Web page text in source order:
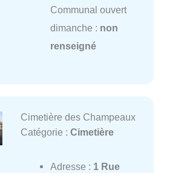
Communal ouvert
dimanche : non
renseigné
Cimetière des Champeaux
Catégorie : Cimetière
Adresse : 1 Rue